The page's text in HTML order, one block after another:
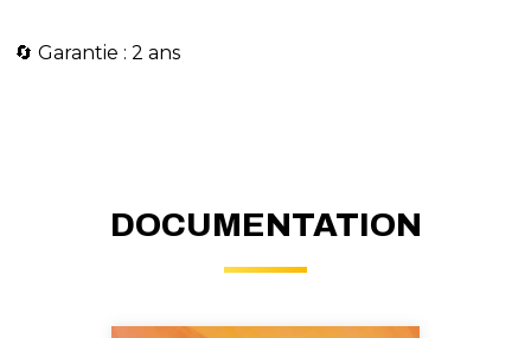
🔄 Garantie : 2 ans
DOCUMENTATION